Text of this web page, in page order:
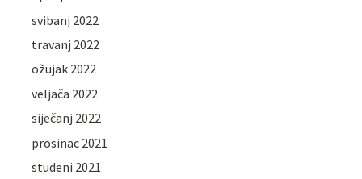
svibanj 2022
travanj 2022
ožujak 2022
veljača 2022
siječanj 2022
prosinac 2021
studeni 2021